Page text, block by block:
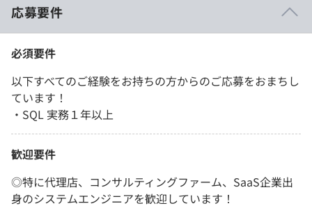
応募要件
必須要件
以下すべてのご経験をお持ちの方からのご応募をおまちし
ています！
・SQL 実務１年以上
歓迎要件
◎特に代理店、コンサルティングファーム、SaaS企業出
身のシステムエンジニアを歓迎しています！